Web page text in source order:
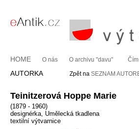
HOME O nás O archivu "davu"
AUTORKA Zpět na SEZNAM
Teinitzerová Hoppe Marie
(1879 - 1960)
designérka, Umělecká tkadlena
textilní výtvarnice